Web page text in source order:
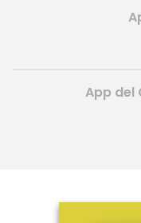
App del